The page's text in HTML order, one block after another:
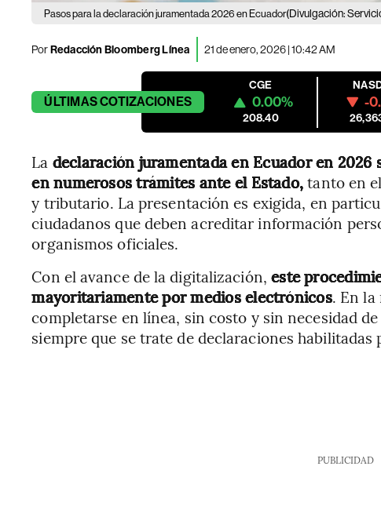
Pasos para la declaración juramentada 2026 en Ecuador(Divulgación:
PorRedacción Bloomberg Línea 21 de enero, 2026 | 10:42 AM
ÚLTIMASCOTIZACIONES
CGE
0.00%
208.40
-
La declaración juramentada en Ecuador en
en numerosos trámites ante el Estado,tanto en
y tributario. La presentación es exigida, en
ciudadanos que deben acreditar información
organismos oficiales.
Con el avance de la digitalización, este
mayoritariamente por medios electrónicos. En la
completarse en línea, sin costo y sin necesidad
siempre que se trate de declaraciones habilitadas
PUBLICIDAD